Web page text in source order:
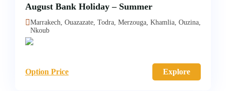
August Bank Holiday – Summer
Marrakech, Ouazazate, Todra, Merzouga, Khamlia, Ouzina,
Nkoub
Option Price Explore